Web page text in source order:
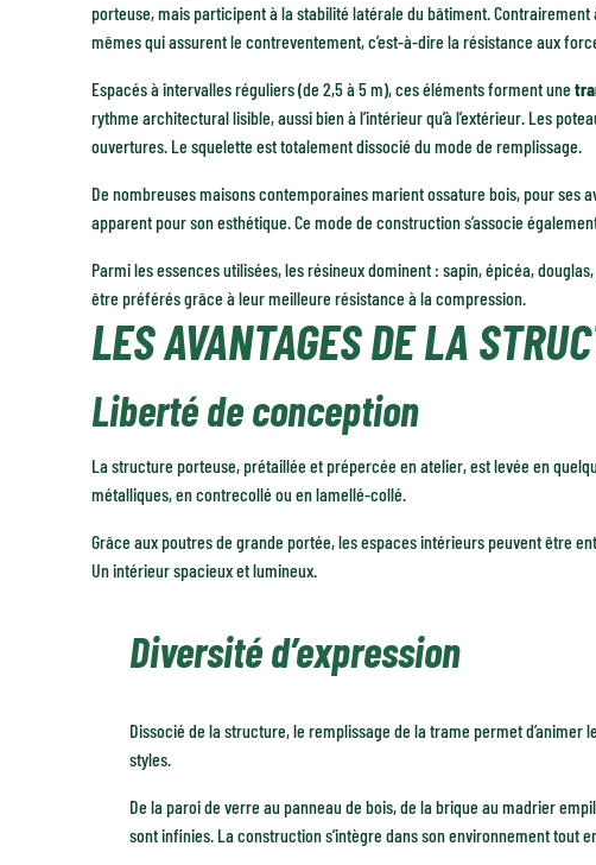
porteuse, mais participent à la stabilité latérale du bâtiment. Contrairement
mêmes qui assurent le contreventement, c’est-à-dire la résistance aux
Espacés à intervalles réguliers (de 2,5 à 5 m), ces éléments forment une
rythme architectural lisible, aussi bien à l’intérieur qu’à l’extérieur. Les
ouvertures. Le squelette est totalement dissocié du mode de remplissage.
De nombreuses maisons contemporaines marient ossature bois, pour ses
apparent pour son esthétique. Ce mode de construction s’associe
Parmi les essences utilisées, les résineux dominent : sapin, épicéa,
être préférés grâce à leur meilleure résistance à la compression.
LES AVANTAGES DE LA
Liberté de conception
La structure porteuse, prétaillée et prépercée en atelier, est levée en
métalliques, en contrecollé ou en lamellé-collé.
Grâce aux poutres de grande portée, les espaces intérieurs peuvent être
Un intérieur spacieux et lumineux.
Diversité d’expression
Dissocié de la structure, le remplissage de la trame permet
styles.
De la paroi de verre au panneau de bois, de la brique au madrier
sont infinies. La construction s’intègre dans son environnement tout